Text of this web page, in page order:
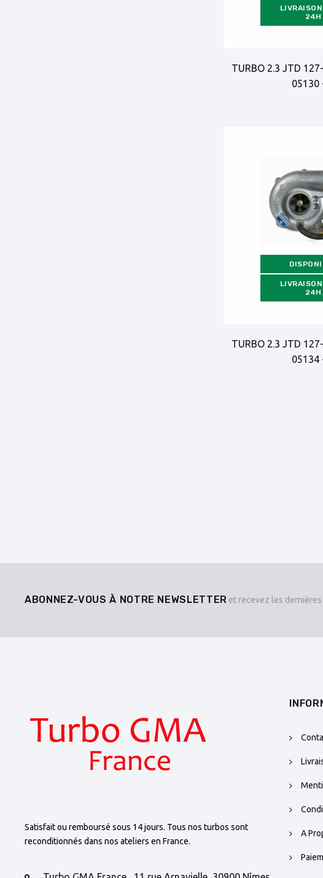
24H
TURBO 2.3 JTD
05130
24H
TURBO 2.3 JTD
05134
ABONNEZ-VOUS À NOTRE NEWSLETTER et recevez les
Satisfait ou remboursé sous 14 jours. Tous nos turbos sont
reconditionnés dans nos ateliers en France.
A